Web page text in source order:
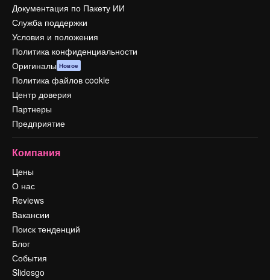
Документация по Пакету ИИ
Служба поддержки
Условия и положения
Политика конфиденциальности
Оригиналы Новое
Политика файлов cookie
Центр доверия
Партнеры
Предприятие
Компания
Цены
О нас
Reviews
Вакансии
Поиск тенденций
Блог
События
Slidesgo